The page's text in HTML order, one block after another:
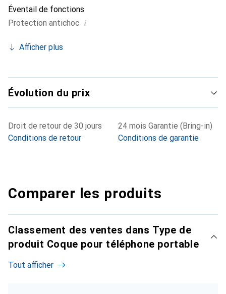
Éventail de fonctions
Protection antichoc i
Afficher plus
Évolution du prix
Droit de retour de 30 jours
Conditions de retour
24 mois Garantie (Bring-in)
Conditions de garantie
Comparer les produits
Classement des ventes dans Type de
produit Coque pour téléphone portable
Tout afficher